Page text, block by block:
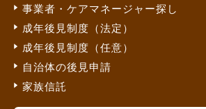
事業者・ケアマネージャー探し
成年後見制度（法定）
成年後見制度（任意）
自治体の後見申請
家族信託